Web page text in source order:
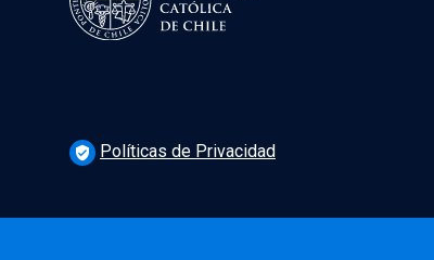
verified_user Políticas de Privacidad